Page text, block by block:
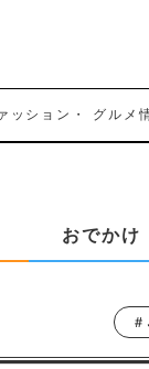
ッション・ グルメ
おでかけ